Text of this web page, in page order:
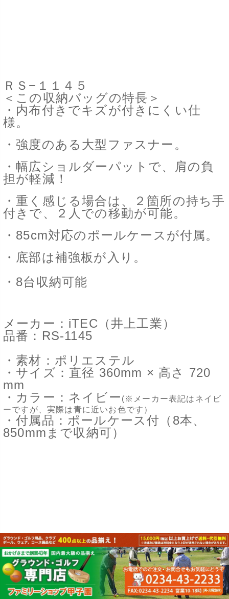
ＲＳ−１１４５
＜この収納バッグの特長＞
・内布付きでキズが付きにくい仕
様。
・強度のある大型ファスナー。
・幅広ショルダーパットで、肩の負
担が軽減！
・重く感じる場合は、２箇所の持ち手
付きで、２人での移動が可能。
・85cm対応のポールケースが付属。
・底部は補強板が入り。
・8台収納可能
メーカー：iTEC（井上工業）
品番：RS-1145
・素材：ポリエステル
・サイズ：直径 360mm × 高さ 720
mm
・カラー：ネイビー (※ メーカー表記はネイビ
ーですが、実際は青に近いお色です）
・付属品：ポールケース付（8本、
850mmまで収納可）